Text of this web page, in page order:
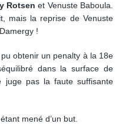
Rotsen et Venuste Baboula.
mais la reprise de Venuste
!
obtenir un penalty à la 18e
dans la surface de
juge pas la faute suffisante
mené d’un but.